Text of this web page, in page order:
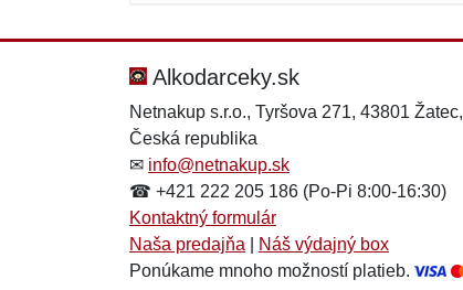
Správa*
Správa*
Alkodarceky.sk
Netnakup s.r.o., Tyršova 271, 43801 Žatec,
Česká republika
✉ info@netnakup.sk
☎ +421 222 205 186 (Po-Pi 8:00-16:30)
Kontaktný formulár
Naša predajňa
Náš výdajný box
Ponúkame mnoho možností platieb.